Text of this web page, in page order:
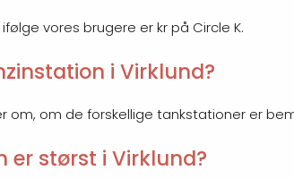
vores brugere er kr på Circle K.
i Virklund?
om, om de forskellige tankstationer er
er størst i Virklund?